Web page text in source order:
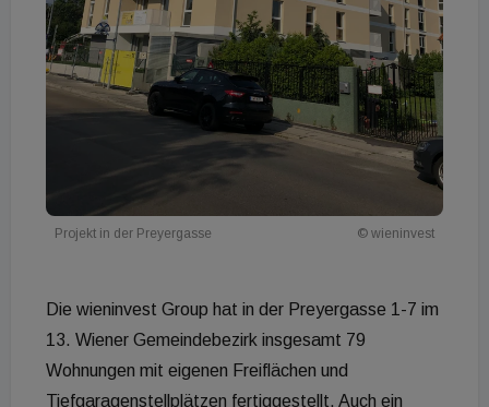
Projekt in der Preyergasse © wieninvest
Die wieninvest Group hat in der Preyergasse 1-7 im
13. Wiener Gemeindebezirk insgesamt 79
Wohnungen mit eigenen Freiflächen und
Tiefgaragenstellplätzen fertiggestellt. Auch ein